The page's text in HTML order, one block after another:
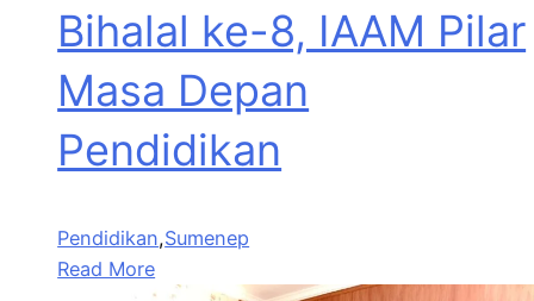
Bihalal ke-8, IAAM Pilar
Masa Depan
Pendidikan
Pendidikan,Sumenep
Read More